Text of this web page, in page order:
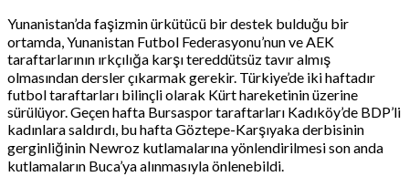
Yunanistan’da faşizmin ürkütücü bir destek bulduğu bir
ortamda, Yunanistan Futbol Federasyonu’nun ve AEK
taraftarlarının ırkçılığa karşı tereddütsüz tavır almış
olmasından dersler çıkarmak gerekir. Türkiye’de iki haftadır
futbol taraftarları bilinçli olarak Kürt hareketinin üzerine
sürülüyor. Geçen hafta Bursaspor taraftarları Kadıköy’de BDP’li
kadınlara saldırdı, bu hafta Göztepe-Karşıyaka derbisinin
gerginliğinin Newroz kutlamalarına yönlendirilmesi son anda
kutlamaların Buca’ya alınmasıyla önlenebildi.